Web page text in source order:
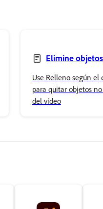
Elimine
Relleno según el
Use Relleno según el
para quitar objetos
del vídeo